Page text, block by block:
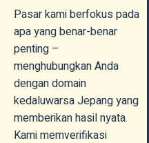
Pasar kami berfokus pada
apa yang benar-benar
penting –
menghubungkan Anda
dengan domain
kedaluwarsa Jepang yang
memberikan hasil nyata.
Kami memverifikasi